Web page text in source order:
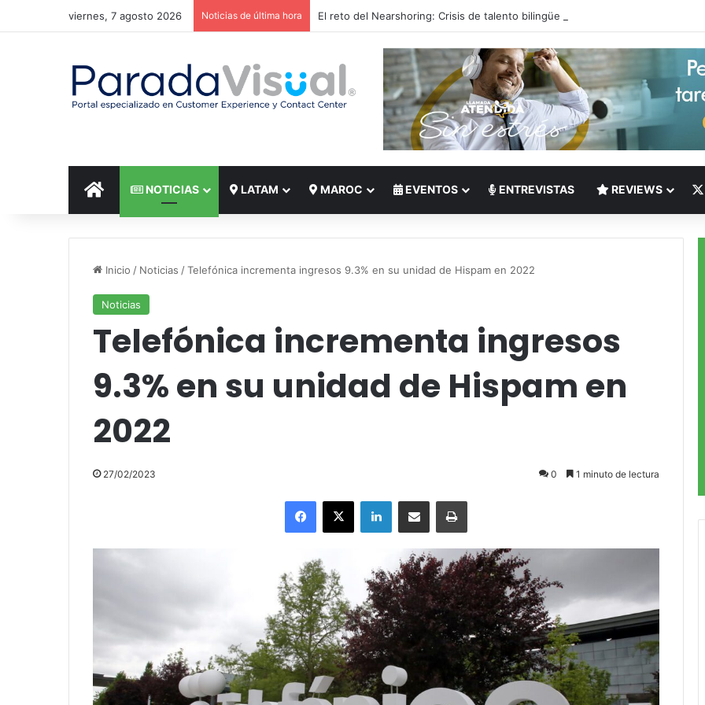
viernes, 7 agosto 2026 Noticias de última hora El reto del Nearshoring: Crisis de talento bilingüe en Centroamérica dispara
INICIO NOTICIAS LATAM MAROC EVENTOS ENTREVISTAS REVIEWS
Inicio / Noticias /Telefónica incrementa ingresos 9.3% en su unidad de Hispam en 2022
Noticias
Telefónica incrementa ingresos
9.3% en su unidad de Hispam en
2022
27/02/2023 0 1 minuto de lectura
Facebook
X LinkedInCompartir por correo electrónicoImprimir